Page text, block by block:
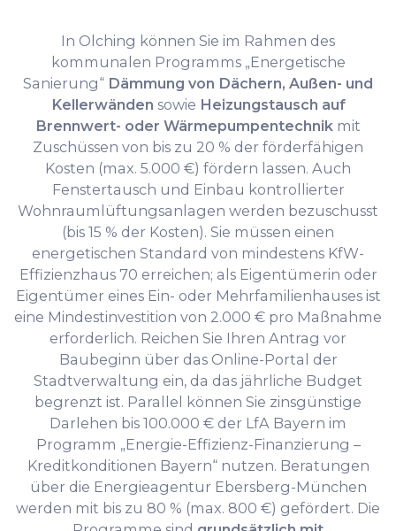
In Olching können Sie im Rahmen des
kommunalen Programms „Energetische
Sanierung“ Dämmung von Dächern, Außen- und
Kellerwänden sowie Heizungstausch auf
Brennwert- oder Wärmepumpentechnik mit
Zuschüssen von bis zu 20 % der förderfähigen
Kosten (max. 5.000 €) fördern lassen. Auch
Fenstertausch und Einbau kontrollierter
Wohnraumlüftungsanlagen werden bezuschusst
(bis 15 % der Kosten). Sie müssen einen
energetischen Standard von mindestens KfW-
Effizienzhaus 70 erreichen; als Eigentümerin oder
Eigentümer eines Ein- oder Mehrfamilienhauses ist
eine Mindestinvestition von 2.000 € pro Maßnahme
erforderlich. Reichen Sie Ihren Antrag vor
Baubeginn über das Online-Portal der
Stadtverwaltung ein, da das jährliche Budget
begrenzt ist. Parallel können Sie zinsgünstige
Darlehen bis 100.000 € der LfA Bayern im
Programm „Energie-Effizienz-Finanzierung –
Kreditkonditionen Bayern“ nutzen. Beratungen
über die Energieagentur Ebersberg-München
werden mit bis zu 80 % (max. 800 €) gefördert. Die